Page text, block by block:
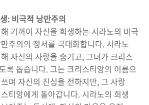
: 비극적 낭만주의
기꺼이 자신을 희생하는 시라노의 비극
주의의 정서를 극대화합니다. 시라노
자신의 사랑을 숨기고, 그녀가 크리스
록 돕습니다. 그는 크리스티앙의 이름으
며 자신의 진심을 전하지만, 그 사랑
티앙에게 돌아갑니다. 시라노의 희생